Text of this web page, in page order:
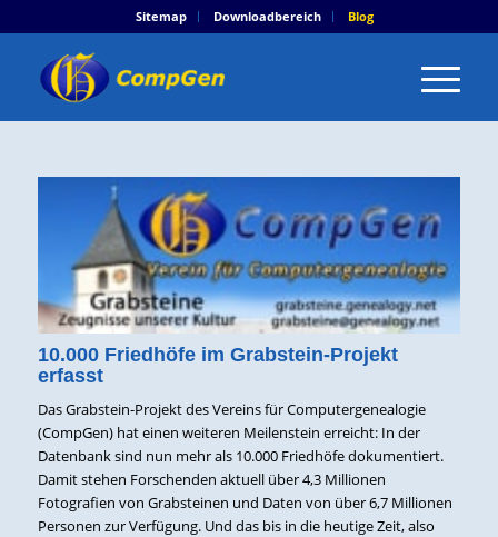
Sitemap Downloadbereich Blog
10.000 Friedhöfe im Grabstein-Projekt
erfasst
Das Grabstein-Projekt des Vereins für Computergenealogie
(CompGen) hat einen weiteren Meilenstein erreicht: In der
Datenbank sind nun mehr als 10.000 Friedhöfe dokumentiert.
Damit stehen Forschenden aktuell über 4,3 Millionen
Fotografien von Grabsteinen und Daten von über 6,7 Millionen
Personen zur Verfügung. Und das bis in die heutige Zeit, also